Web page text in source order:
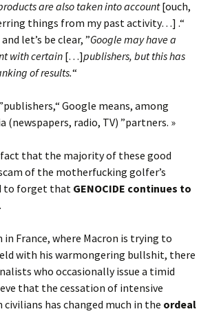
are also taken into account[ouch,
things from my past activity…] .“
let’s be clear, ”Google may have a
with certain […]publishers, but this has
of results.“
Google means, among
(newspapers, radio, TV) ”partners. »
fact that the majority of these good
of the motherfucking golfer’s
to forget that GENOCIDE continues to
.
in France, where Macron is trying to
with his warmongering bullshit, there
who occasionally issue a timid
that the cessation of intensive
has changed much in the ordeal